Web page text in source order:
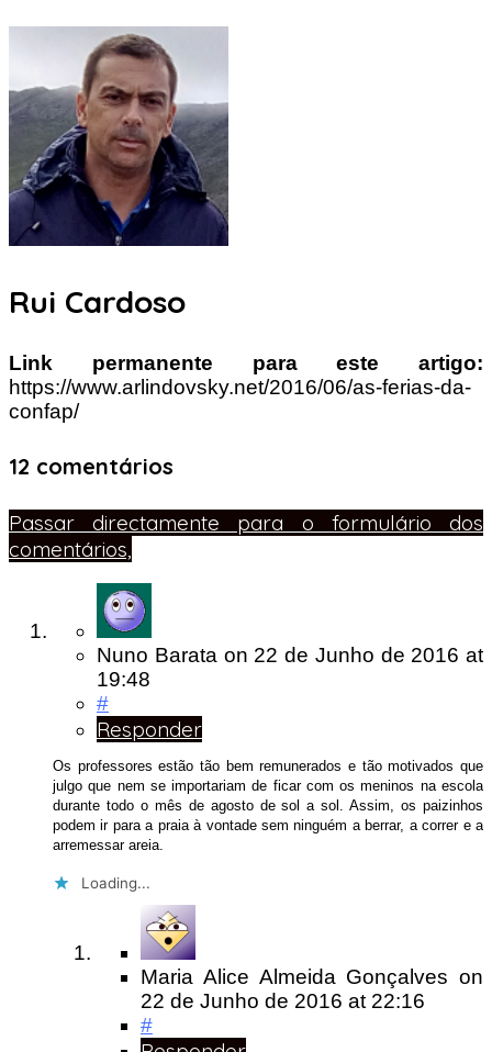
Rui Cardoso
Link permanente para este artigo:
https://www.arlindovsky.net/2016/06/as-ferias-da-
confap/
12 comentários
Passar directamente para o formulário dos
comentários,
Nuno Barata on 22 de Junho de 2016 at
19:48
#
Responder
Os professores estão tão bem remunerados e tão motivados que
julgo que nem se importariam de ficar com os meninos na escola
durante todo o mês de agosto de sol a sol. Assim, os paizinhos
podem ir para a praia à vontade sem ninguém a berrar, a correr e a
arremessar areia.
Loading...
Maria Alice Almeida Gonçalves on
22 de Junho de 2016 at 22:16
#